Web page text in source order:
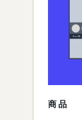
商品